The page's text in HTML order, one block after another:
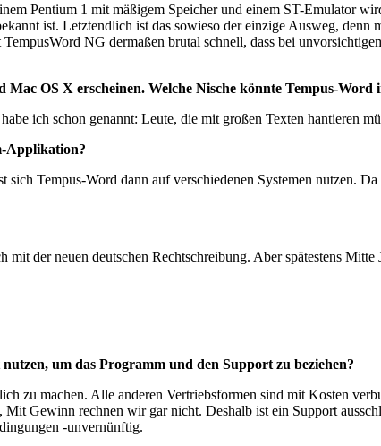
Pentium 1 mit mäßigem Speicher und einem ST-Emulator
ist. Letztendlich ist das sowieso der einzige Ausweg, denn
NG dermaßen brutal schnell, dass bei
OS X erscheinen. Welche Nische könnte Tempus-
ich schon genannt: Leute, die mit großen Texten hantieren
Applikation?
Tempus-Word dann auf verschiedenen Systemen nutzen.
der neuen deutschen Rechtschreibung. Aber spätestens
um das Programm und den Support zu beziehen?
zu machen. Alle anderen Vertriebsformen sind mit Kosten
Gewinn rechnen wir gar nicht. Deshalb ist ein Support
-unvernünftig.